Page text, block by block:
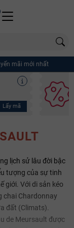
mãi mới nhất
Lấy mã
lịch sử lâu đời bậc
tượng của sự tinh
giới. Với di sản kéo
chai Chardonnay
đất (Climats).
de Meursault được